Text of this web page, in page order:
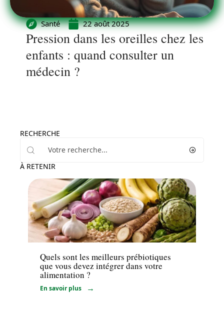
Santé 22 août 2025
Pression dans les oreilles chez les
enfants : quand consulter un
médecin ?
RECHERCHE
À RETENIR
Minceur
Quels sont les meilleurs prébiotiques
que vous devez intégrer dans votre
alimentation ?
En savoir plus